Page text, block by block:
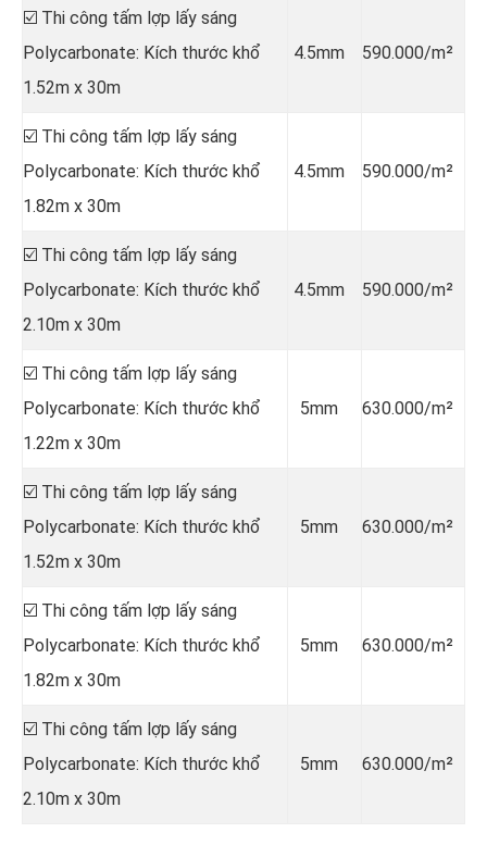
☑️ Thi công tấm lợp lấy sáng
Polycarbonate: Kích thước khổ
1.52m x 30m
4.5mm 590.000/m²
☑️ Thi công tấm lợp lấy sáng
Polycarbonate: Kích thước khổ
1.82m x 30m
4.5mm 590.000/m²
☑️ Thi công tấm lợp lấy sáng
Polycarbonate: Kích thước khổ
2.10m x 30m
4.5mm 590.000/m²
☑️ Thi công tấm lợp lấy sáng
Polycarbonate: Kích thước khổ
1.22m x 30m
5mm 630.000/m²
☑️ Thi công tấm lợp lấy sáng
Polycarbonate: Kích thước khổ
1.52m x 30m
5mm 630.000/m²
☑️ Thi công tấm lợp lấy sáng
Polycarbonate: Kích thước khổ
1.82m x 30m
5mm 630.000/m²
☑️ Thi công tấm lợp lấy sáng
Polycarbonate: Kích thước khổ
2.10m x 30m
5mm 630.000/m²